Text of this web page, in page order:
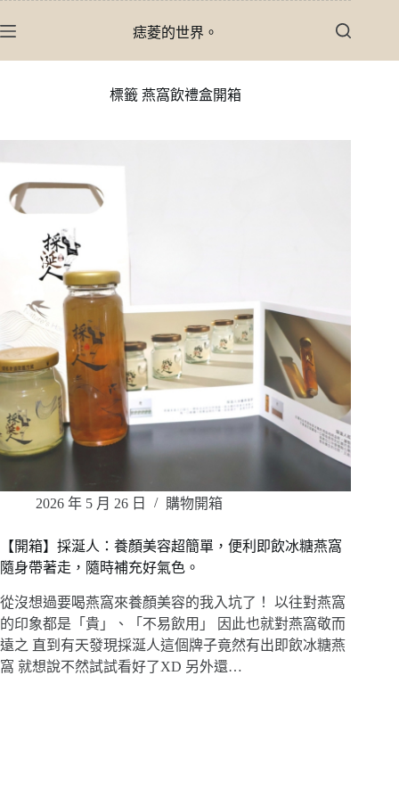
至
痣菱的世界。
標籤 燕窩飲禮盒開箱
2026 年 5 月 26 日 購物開箱
【開箱】採涎人：養顏美容超簡單，便利即飲冰糖燕窩
隨身帶著走，隨時補充好氣色。
從沒想過要喝燕窩來養顏美容的我入坑了！ 以往對燕窩
的印象都是「貴」、「不易飲用」 因此也就對燕窩敬而
遠之 直到有天發現採涎人這個牌子竟然有出即飲冰糖燕
窩 就想說不然試試看好了XD 另外還…